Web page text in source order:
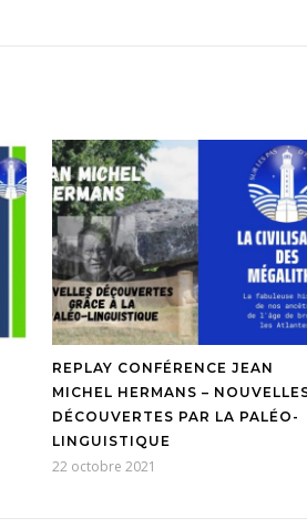
REPLAY CONFÉRENCE JEAN
MICHEL HERMANS –
DÉCOUVERTES PAR LA PALÉO-
LINGUISTIQUE
22 octobre 2021